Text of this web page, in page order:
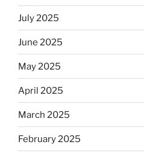
July 2025
June 2025
May 2025
April 2025
March 2025
February 2025